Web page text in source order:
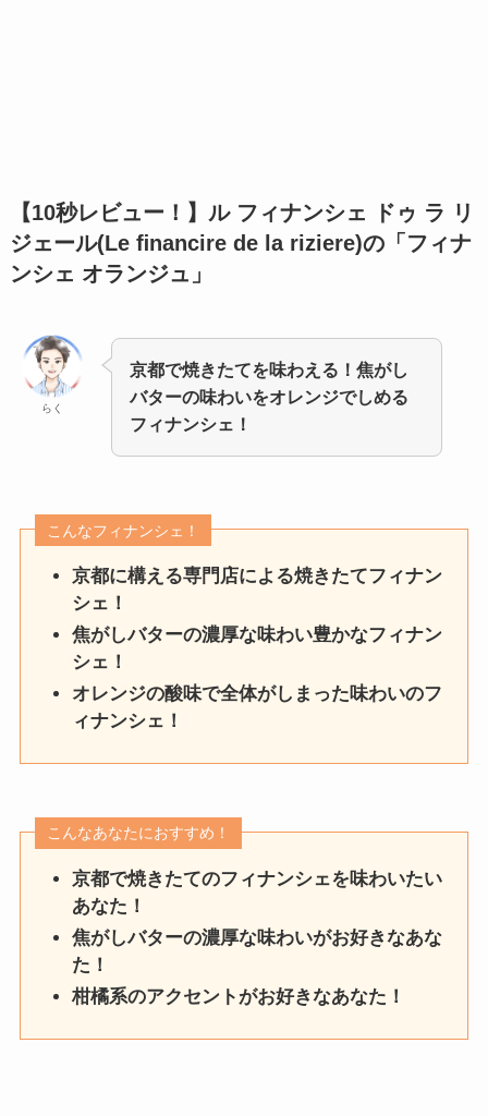
【10秒レビュー！】 ル フィナンシェ ドゥ ラ リ
ジェール(Le ﬁnancire de la riziere)の「フィナ
ンシェ オランジュ」
らく
京都で焼きたてを味わえる！焦がし
バターの味わいをオレンジでしめる
フィナンシェ！
こんなフィナンシェ！
京都に構える専門店による焼きたてフィナン
シェ！
焦がしバターの濃厚な味わい豊かなフィナン
シェ！
オレンジの酸味で全体がしまった味わいのフ
ィナンシェ！
こんなあなたにおすすめ！
京都で焼きたてのフィナンシェを味わいたい
あなた！
焦がしバターの濃厚な味わいがお好きなあな
た！
柑橘系のアクセントがお好きなあなた！